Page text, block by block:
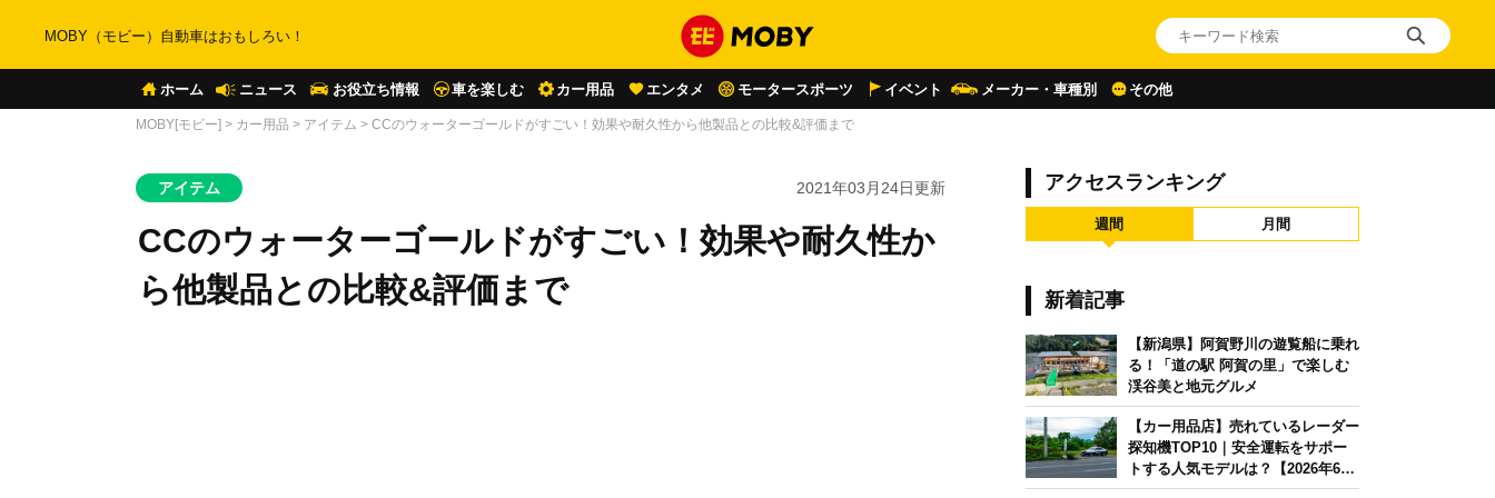
MOBY（モビー）自動車はおもしろい！
ホーム ニュース お役立ち情報 車を楽しむ カー用品 エンタメ モータースポーツ イベント メーカー・車種別 その他
MOBY[モビー] > カー用品 > アイテム > CCのウォーターゴールドがすごい！効果や耐久性から他製品との比較&評価まで
アイテム 2021年03月24日更新
CCのウォーターゴールドがすごい！効果や耐久性か
ら他製品との比較&評価まで
アクセスランキング
週間 月間
新着記事
【新潟県】阿賀野川の遊覧船に乗れ
る！「道の駅 阿賀の里」で楽しむ
渓谷美と地元グルメ
【カー用品店】売れているレーダー
探知機TOP10｜安全運転をサポー
トする人気モデルは？【2026年6月
版】